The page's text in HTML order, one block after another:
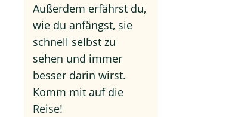
Außerdem erfährst du,
wie du anfängst, sie
schnell selbst zu
sehen und immer
besser darin wirst.
Komm mit auf die
Reise!